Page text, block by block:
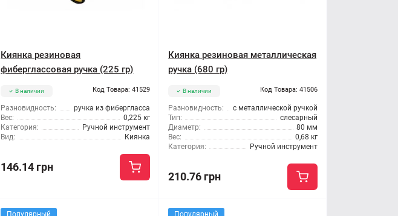
Киянка резиновая
фиберглассовая ручка (225 гр)
В наличии Код Товара: 41529
Разновидность:
ручка из фибергласса
Вес:
0,225 кг
Категория:
Ручной инструмент
Вид:
Киянка
146.14 грн
Киянка резиновая металлическая
ручка (680 гр)
В наличии Код Товара: 41506
Разновидность:
с металлической ручкой
Тип:
слесарный
Диаметр:
80 мм
Вес:
0,68 кг
Категория:
Ручной инструмент
210.76 грн